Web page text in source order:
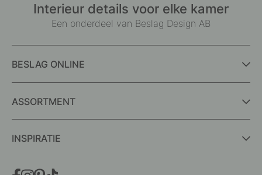
Interieur details voor elke kamer
Een onderdeel van Beslag Design AB
BESLAG ONLINE
ASSORTMENT
INSPIRATIE